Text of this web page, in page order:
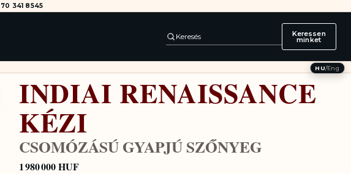
341 8545
Keresés Keressen
minket
HU/Eng
INDIAI RENAISSANCE
KÉZI
CSOMÓZÁSÚ GYAPJÚ SZŐNYEG
1 980 000 HUF